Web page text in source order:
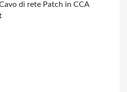
di rete Patch in CCA